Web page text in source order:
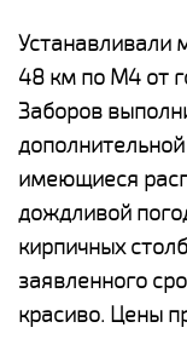
Устанавливали
48 км по М4 от
Заборов
имеющиеся
дождливой
кирпичных
заявленного
красиво. Цены